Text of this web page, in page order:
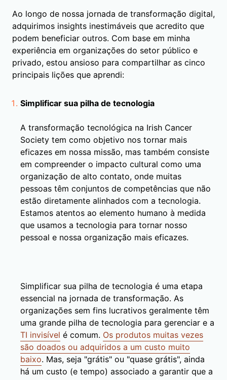
Ao longo de nossa jornada de transformação digital,
adquirimos insights inestimáveis que acredito que
podem beneficiar outros. Com base em minha
experiência em organizações do setor público e
privado, estou ansioso para compartilhar as cinco
principais lições que aprendi:
Simplificar sua pilha de tecnologia
A transformação tecnológica na Irish Cancer
Society tem como objetivo nos tornar mais
eficazes em nossa missão, mas também consiste
em compreender o impacto cultural como uma
organização de alto contato, onde muitas
pessoas têm conjuntos de competências que não
estão diretamente alinhados com a tecnologia.
Estamos atentos ao elemento humano à medida
que usamos a tecnologia para tornar nosso
pessoal e nossa organização mais eficazes.
Simplificar sua pilha de tecnologia é uma etapa
essencial na jornada de transformação. As
organizações sem fins lucrativos geralmente têm
uma grande pilha de tecnologia para gerenciar e a
TI invisível é comum. Os produtos muitas vezes
são doados ou adquiridos a um custo muito
baixo. Mas, seja "grátis" ou "quase grátis", ainda
há um custo (e tempo) associado a garantir que a